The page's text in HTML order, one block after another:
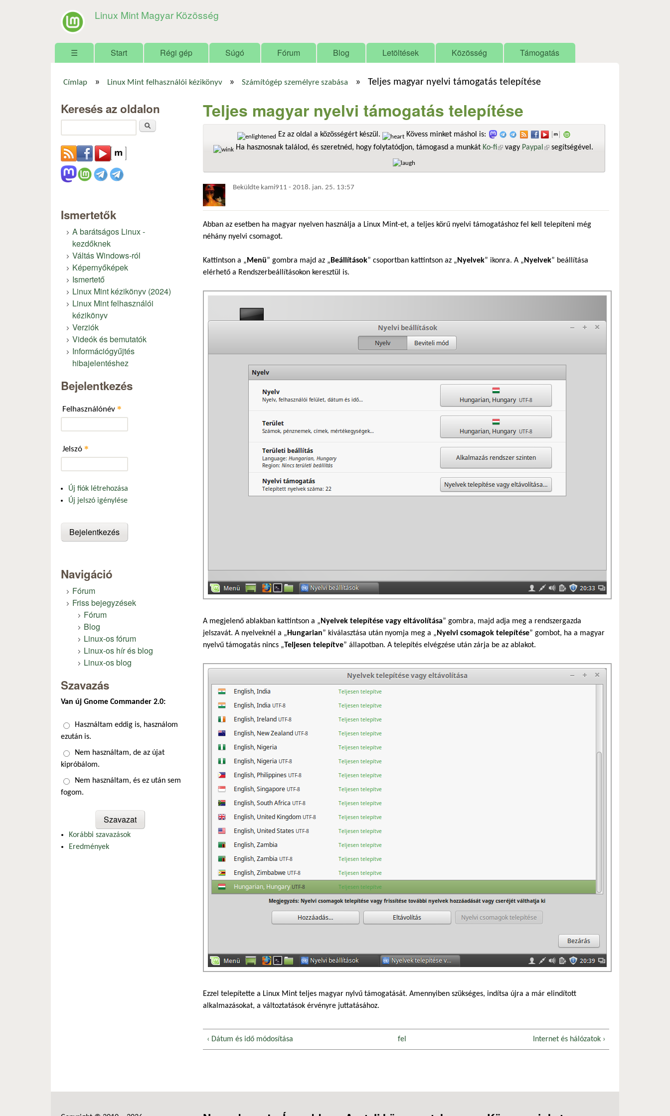
Linux Mint Magyar Közösség
Főmenü
☰ Start Régi gép Súgó Fórum Blog Letöltések Közösség Támogatás
Címlap » Linux Mint felhasználói kézikönyv » Számítógép személyre szabása » Teljes magyar nyelvi támogatás telepítése
Teljes magyar nyelvi támogatás telepítése
Ez az oldal a közösségért készül.
Kövess minket máshol is:
Ha hasznosnak találod, és szeretnéd, hogy folytatódjon, támogasd a munkát Ko-fi(külső hivatkozás)
vagy Paypal (külső hivatkozás)
segítségével.
Beküldte kami911 - 2018. jan. 25. 13:57
Abban az esetben ha magyar nyelven használja a Linux Mint-et, a teljes körű nyelvi támogatáshoz fel kell telepíteni még
néhány nyelvi csomagot.
Kattintson a „Menü” gombra majd az „ Beállítások” csoportban kattintson az „Nyelvek” ikonra. A „Nyelvek” beállítása
elérhető a Rendszerbeállításokon keresztül is.
A megjelenő ablakban kattintson a „Nyelvek telepítése vagy eltávolítása” gombra, majd adja meg a rendszergazda
jelszavát. A nyelveknél a „ Hungarian” kiválasztása után nyomja meg a „Nyelvi csomagok telepítése” gombot, ha a magyar
nyelvű támogatás nincs „Teljesen telepítve” állapotban. A telepítés elvégzése után zárja be az ablakot.
Ezzel telepítette a Linux Mint teljes magyar nylvű támogatását. Amennyiben szükséges, indítsa újra a már elindított
alkalmazásokat, a változtatások érvényre juttatásához.
‹ Dátum és idő módosítása fel Internet és hálózatok ›
Keresés az oldalon
Ismertetők
A barátságos Linux -
kezdőknek
Váltás Windows-ról
Képernyőképek
Ismertető
Linux Mint kézikönyv (2024)
Linux Mint felhasználói
kézikönyv
Verziók
Videók és bemutatók
Információgyűjtés
hibajelentéshez
Bejelentkezés
Felhasználónév *
Jelszó *
Új fiók létrehozása
Új jelszó igénylése
Navigáció
Fórum
Friss bejegyzések
Fórum
Blog
Linux-os fórum
Linux-os hír és blog
Linux-os blog
Szavazás
Van új Gnome Commander 2.0:
Választások
Használtam eddig is, használom
ezután is.
Nem használtam, de az újat
kipróbálom.
Nem használtam, és ez után sem
fogom.
Korábbi szavazások
Eredmények